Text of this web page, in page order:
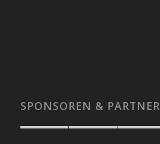
SPONSOREN & PARTNER